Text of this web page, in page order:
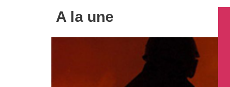
A la une